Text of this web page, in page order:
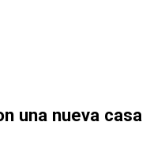
una nueva casa